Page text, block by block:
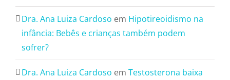
Dra. Ana Luiza Cardoso em Hipotireoidismo na
infância: Bebês e crianças também podem
sofrer?
Dra. Ana Luiza Cardoso em Testosterona baixa